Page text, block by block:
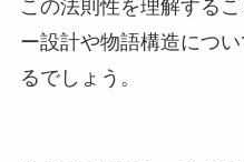
この法則性を理解する
ー設計や物語構造につ
るでしょう。